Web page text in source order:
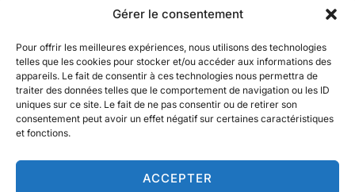
Gérer le consentement
Pour offrir les meilleures expériences, nous utilisons des technologies
telles que les cookies pour stocker et/ou accéder aux informations des
appareils. Le fait de consentir à ces technologies nous permettra de
traiter des données telles que le comportement de navigation ou les ID
uniques sur ce site. Le fait de ne pas consentir ou de retirer son
consentement peut avoir un effet négatif sur certaines caractéristiques
et fonctions.
ACCEPTER
Horaires d'ouverture :
Lundi - Mercredi - Vendredi : De
08h00 à 12h00
Mardi - Jeudi : De 13h30 à 17h30